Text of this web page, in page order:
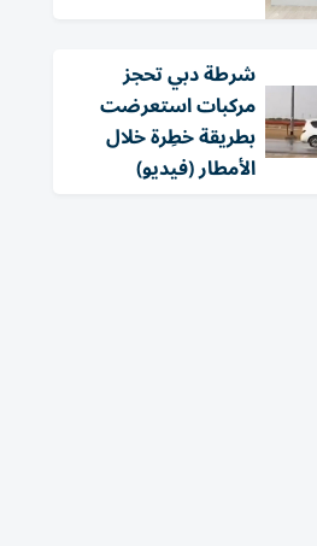
شرطة دبي تحجز
مركبات استعرضت
بطريقة خطِرة خلال
الأمطار (فيديو)